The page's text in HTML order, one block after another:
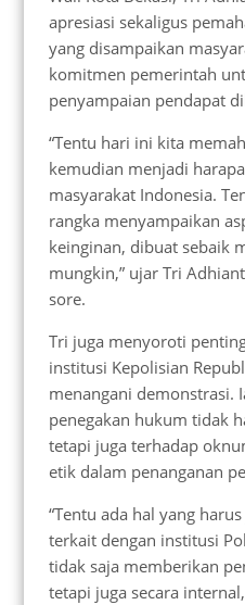
apresiasi sekaligus
yang disampaikan
komitmen pemerintah
penyampaian pendapat
“Tentu hari ini kita
kemudian menjadi
masyarakat Indonesia.
rangka menyampaikan
keinginan, dibuat sebaik
mungkin,” ujar Tri
sore.
Tri juga menyoroti
institusi Kepolisian
menangani demonstrasi.
penegakan hukum tidak
tetapi juga terhadap
etik dalam penanganan
“Tentu ada hal yang
terkait dengan institusi
tidak saja memberikan
tetapi juga secara